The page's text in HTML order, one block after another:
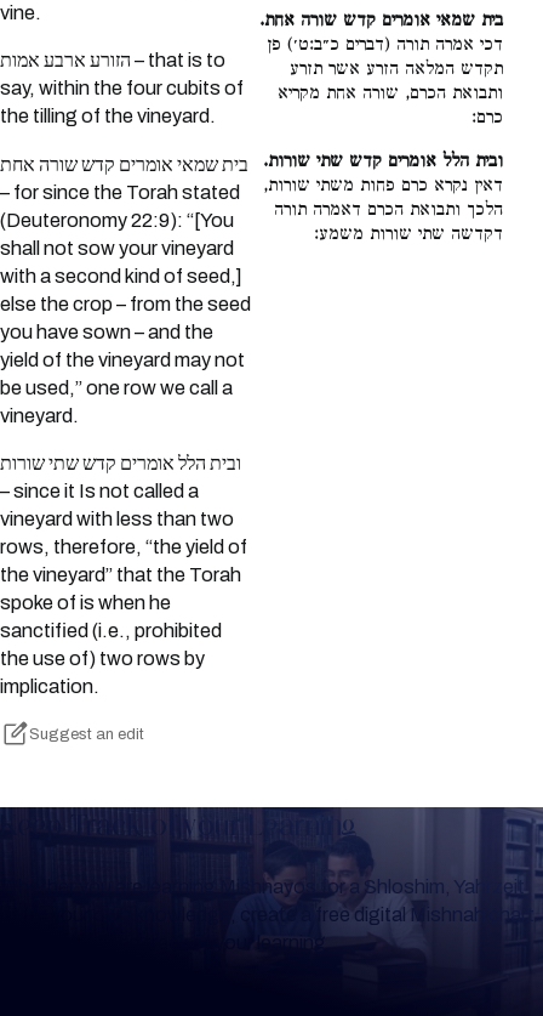
vine.
הזורע ארבע אמות – that is to
say, within the four cubits of
the tilling of the vineyard.
בית שמאי אומרים קדש שורה אחת
– for since the Torah stated
(Deuteronomy 22:9): “[You
shall not sow your vineyard
with a second kind of seed,]
else the crop – from the seed
you have sown – and the
yield of the vineyard may not
be used,” one row we call a
vineyard.
ובית הלל אומרים קדש שתי שורות
– since it Is not called a
vineyard with less than two
rows, therefore, “the yield of
the vineyard” that the Torah
spoke of is when he
sanctified (i.e., prohibited
the use of) two rows by
implication.
Suggest an edit
בית שמאי אומרים קדש שורה אחת.
דכי אמרה תורה (דברים כ״ב:ט׳) פן
תקדש המלאה הזרע אשר תזרע
ותבואת הכרם, שורה אחת מקריא
כרם:
ובית הלל אומרים קדש שתי שורות.
דאין נקרא כרם פחות משתי שורות,
הלכך ותבואת הכרם דאמרה תורה
דקדשה שתי שורות משמע:
Keep Track of your Learning
Whether you are learning Mishnayos for a Shloshim, Yahrzeit
or for your own knowledge, create a free digital Mishnah chart
to help you keep track of your learning.